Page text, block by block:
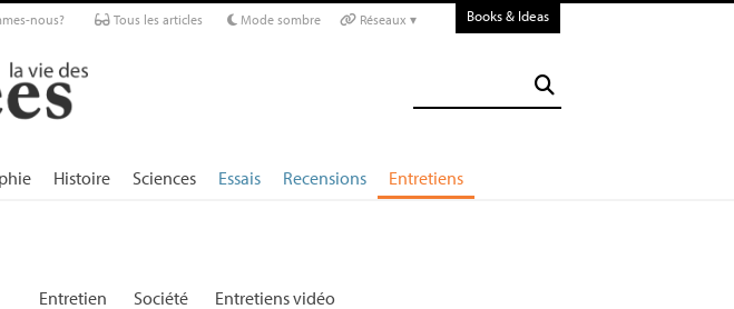
nous? Tous les articles Mode sombre Réseaux ▾ Books & Ideas
Histoire Sciences Essais Recensions Entretiens
Entretien Société Entretiens vidéo